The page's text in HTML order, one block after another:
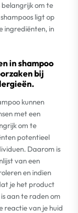
om te
ligt op
ingrediënten, in
in shampoo
bij
kunnen
met een
om te
potentieel
Daarom is
van een
en indien
je het product
aan te raden om
reactie van je huid